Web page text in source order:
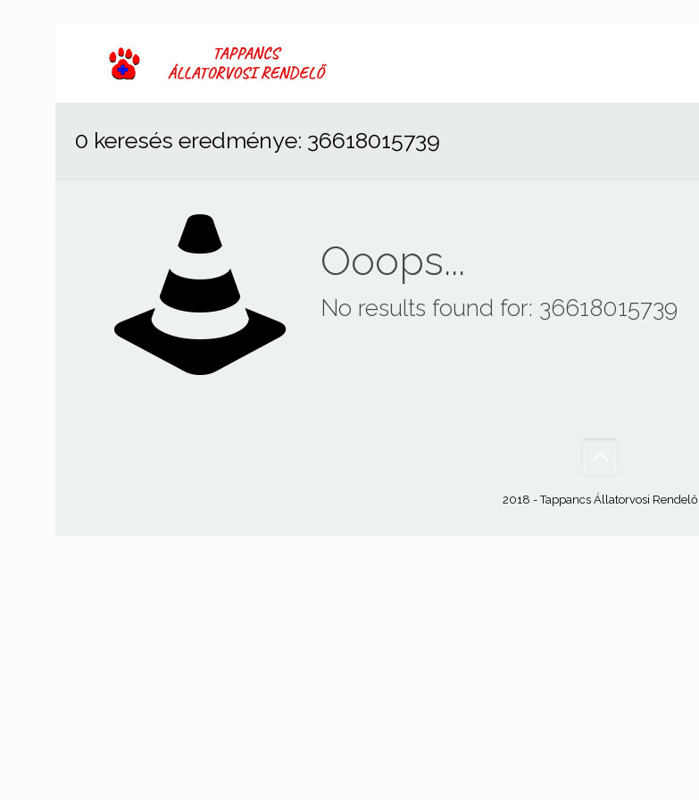
0 keresés eredménye: 36618015739
Ooops...
No results found for: 36618015739
2018 - Tappancs Állatorvosi Rendelő